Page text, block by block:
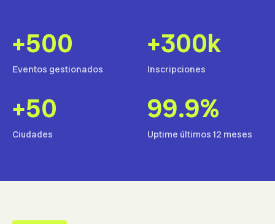
+500
Eventos gestionados
+300k
Inscripciones
+50
Ciudades
99.9%
Uptime últimos 12 meses